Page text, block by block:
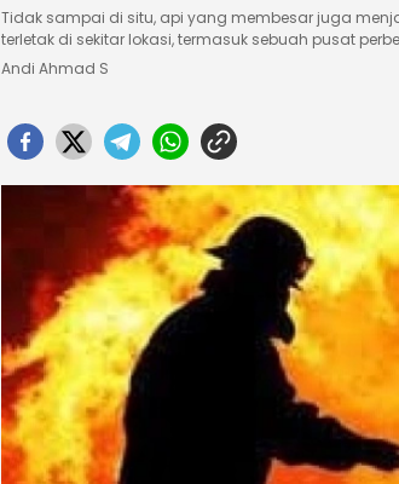
Tidak sampai di situ, api yang membesar juga
terletak di sekitar lokasi, termasuk sebuah pusat
Andi Ahmad S